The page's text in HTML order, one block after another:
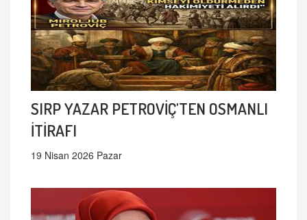
SIRP YAZAR PETROVİÇ'TEN OSMANLI
İTİRAFI
19 Nisan 2026 Pazar